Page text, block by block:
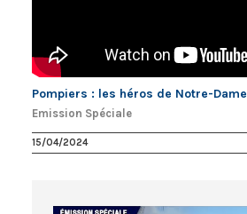
Pompiers : les héros de Notre-Dame
Emission Spéciale
15/04/2024